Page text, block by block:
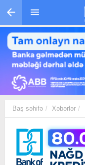
Skip to main content
Baş səhifə Xəbərlər